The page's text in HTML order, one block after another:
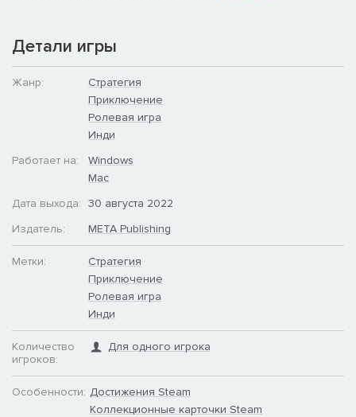
Детали игры
Жанр:
Стратегия
Приключение
Ролевая игра
Инди
Работает на:
Windows
Mac
Дата выхода: 30 августа 2022
Издатель:
META Publishing
Метки:
Стратегия
Приключение
Ролевая игра
Инди
Количество
игроков:
Для одного игрока
Особенности: Достижения Steam
Коллекционные карточки Steam